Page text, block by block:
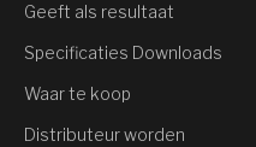
Geeft als resultaat
Specificaties Downloads
Waar te koop
Distributeur worden